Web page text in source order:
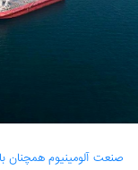
صنعت آلومینیوم همچنان